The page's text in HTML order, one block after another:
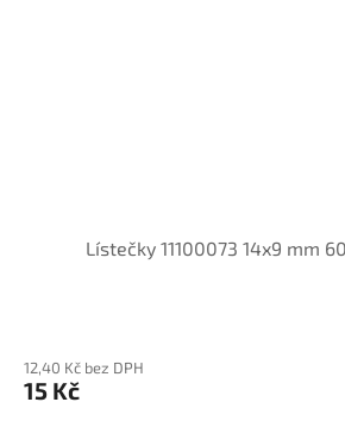
Lístečky 11100073 14x9 mm
12,40 Kč bez DPH
15 Kč